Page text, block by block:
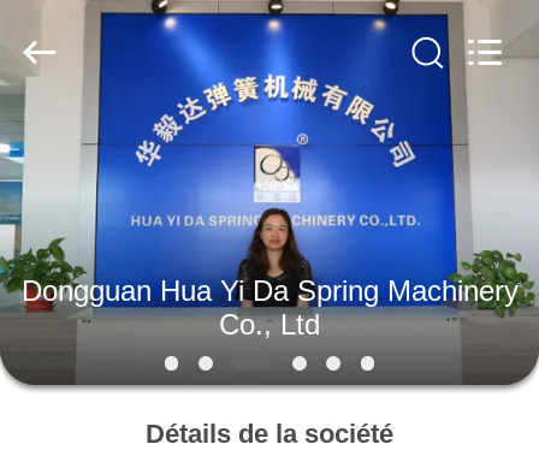
MAISON
PRODUITS
AU
SUJET
DE
NOUS
Spring
Machinery
Ltd.
All
Rights
Reserved.
Dongguan Hua Yi Da Spring Machinery
Co., Ltd
Détails de la société